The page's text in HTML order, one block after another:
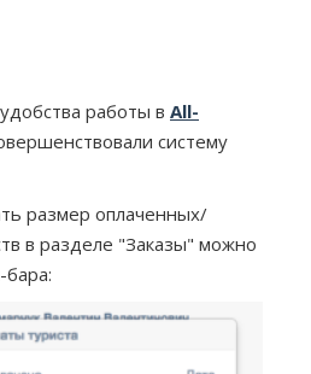
работы в All-
систему
размер оплаченных/
в разделе "Заказы" можно